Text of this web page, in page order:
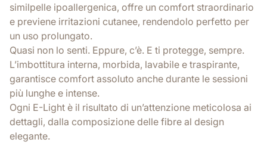
similpelle ipoallergenica, offre un comfort straordinario
e previene irritazioni cutanee, rendendolo perfetto per
un uso prolungato.
Quasi non lo senti. Eppure, c’è. E ti protegge, sempre.
L’imbottitura interna, morbida, lavabile e traspirante,
garantisce comfort assoluto anche durante le sessioni
più lunghe e intense.
Ogni E-Light è il risultato di un’attenzione meticolosa ai
dettagli, dalla composizione delle fibre al design
elegante.